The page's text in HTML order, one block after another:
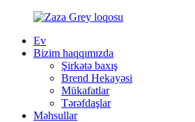
Ev
Bizim haqqımızda
Şirkətə baxış
Brend Hekayəsi
Mükafatlar
Tərəfdaşlar
Məhsullar